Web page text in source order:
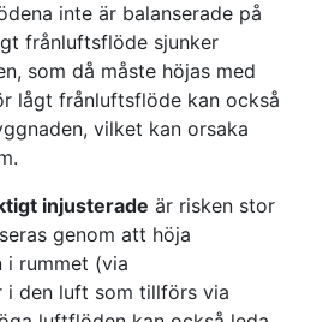
inte är balanserade på
frånluftsflöde sjunker
som då måste höjas med
lågt frånluftsflöde kan också
vilket kan orsaka
injusterade är risken stor
genom att höja
i rummet (via
i den luft som tillförs via